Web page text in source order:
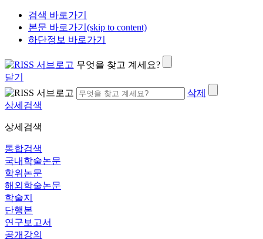
검색 바로가기
본문 바로가기(skip to content)
하단정보 바로가기
무엇을 찾고 계세요?
닫기
삭제
상세검색
상세검색
통합검색
국내학술논문
학위논문
해외학술논문
학술지
단행본
연구보고서
공개강의